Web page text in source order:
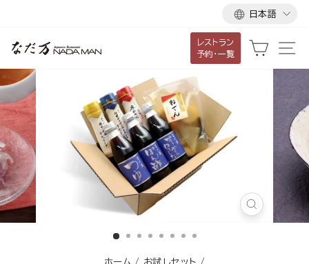
し
コ
ン
テ
ン
ツ
に
移
言
語
日本語
レストラン
予約・一覧
カート
閉
ホーム / お試しセット /